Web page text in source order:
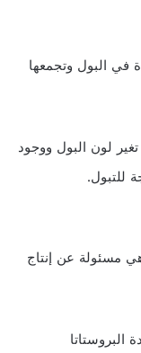
في البول وتجمعها
لون البول ووجود
للتبول.
مسئولة عن إنتاج